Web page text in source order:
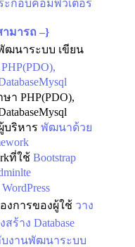
กอบคอมพิวเตอร์
มารถ –}
ฒนาระบบ เขียน
PHP(PDO),
า PHP(PDO),
บริหาร พัฒนาด้วย
ที่ใช้ Bootstrap
WordPress
งการของผู้ใช้ วาง
ร้าง Database
บงานพัฒนาระบบ